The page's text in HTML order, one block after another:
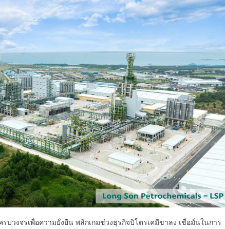
บวงจรเพื่อความยั่งยืน พลิกเกมช่วงธุรกิจปิโตรเคมีขาลง เชื่อมั่นในการ